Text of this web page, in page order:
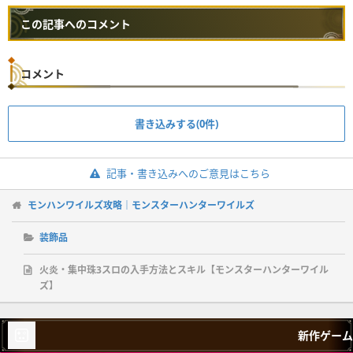
この記事へのコメント
コメント
書き込みする(0件)
記事・書き込みへのご意見はこちら
モンハンワイルズ攻略｜モンスターハンターワイルズ
装飾品
火炎・集中珠3スロの入手方法とスキル【モンスターハンターワイル
ズ】
新作ゲーム